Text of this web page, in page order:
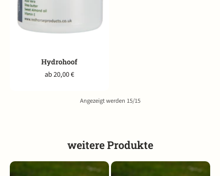
Hydrohoof
ab 20,00 €
Angezeigt werden 15/15
weitere Produkte